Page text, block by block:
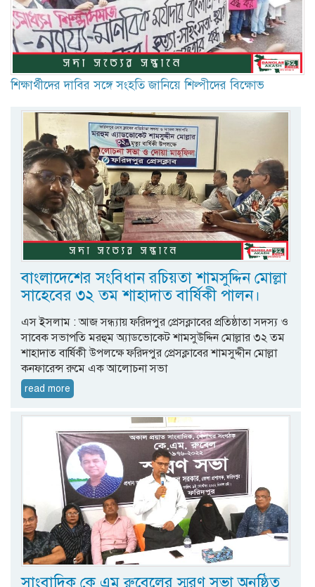
শিক্ষার্থীদের দাবির সঙ্গে সংহতি জানিয়ে শিল্পীদের বিক্ষোভ
বাংলাদেশের সংবিধান রচিয়তা শামসুদ্দিন মোল্লা
সাহেবের ৩২ তম শাহাদাত বার্ষিকী পালন।
এস ইসলাম : আজ সন্ধ্যায় ফরিদপুর প্রেসক্লাবের প্রতিষ্ঠাতা সদস্য ও
সাবেক সভাপতি মরহুম অ্যাডভোকেট শামসুউদ্দিন মোল্লার ৩২ তম
শাহাদাত বার্ষিকী উপলক্ষে ফরিদপুর প্রেসক্লাবের শামসুদ্দীন মোল্লা
কনফারেন্স রুমে এক আলোচনা সভা
read more
সাংবাদিক কে এম রুবেলের স্মরণ সভা অনুষ্ঠিত